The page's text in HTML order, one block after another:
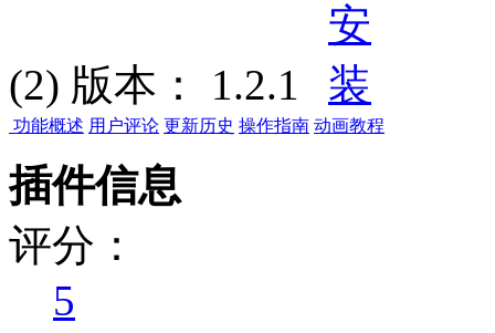
(2) 版本： 1.2.1
功能概述 用户评论 更新历史 操作指南 动画教程
插件信息
评分：
5